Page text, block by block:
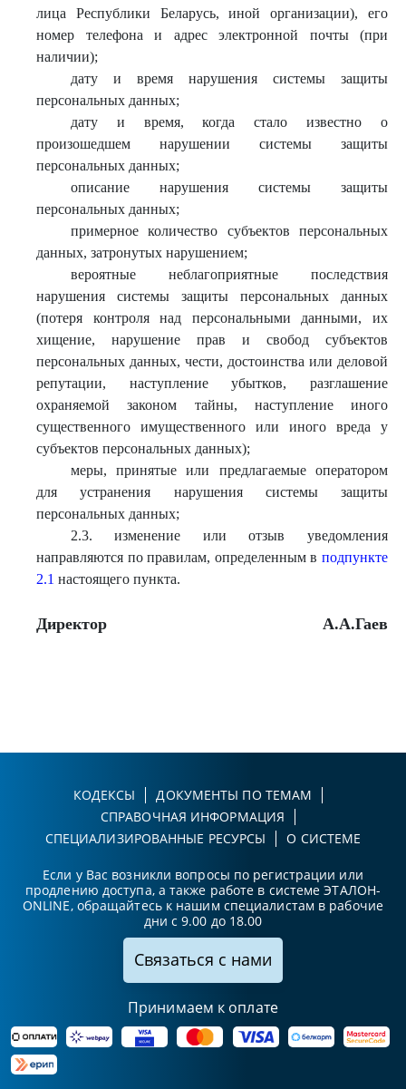
лица Республики Беларусь, иной организации), его
номер телефона и адрес электронной почты (при
наличии);
дату и время нарушения системы защиты
персональных данных;
дату и время, когда стало известно о
произошедшем нарушении системы защиты
персональных данных;
описание нарушения системы защиты
персональных данных;
примерное количество субъектов персональных
данных, затронутых нарушением;
вероятные неблагоприятные последствия
нарушения системы защиты персональных данных
(потеря контроля над персональными данными, их
хищение, нарушение прав и свобод субъектов
персональных данных, чести, достоинства или деловой
репутации, наступление убытков, разглашение
охраняемой законом тайны, наступление иного
существенного имущественного или иного вреда у
субъектов персональных данных);
меры, принятые или предлагаемые оператором
для устранения нарушения системы защиты
персональных данных;
2.3. изменение или отзыв уведомления
направляются по правилам, определенным в подпункте
2.1 настоящего пункта.
Директор А.А.Гаев
КОДЕКСЫ
ДОКУМЕНТЫ ПО ТЕМАМ
СПРАВОЧНАЯ ИНФОРМАЦИЯ
СПЕЦИАЛИЗИРОВАННЫЕ РЕСУРСЫ
О СИСТЕМЕ
Если у Вас возникли вопросы по регистрации или
продлению доступа, а также работе в системе ЭТАЛОН-
ONLINE, обращайтесь к нашим специалистам в рабочие
дни с 9.00 до 18.00
Связаться с нами
Принимаем к оплате